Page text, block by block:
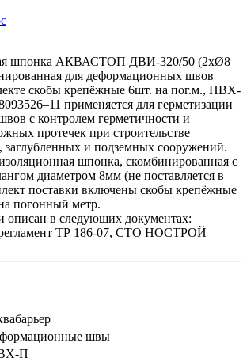
шпонка АКВАСТОП ДВИ-320/50 (2хØ8
для деформационных швов
скобы крепёжные 6шт. на пог.м., ПВХ-
применяется для герметизации
с контролем герметичности и
протечек при строительстве
заглубленных и подземных сооружений.
шпонка, скомбинированная с
диаметром 8мм (не поставляется в
поставки включены скобы крепёжные
погонный метр.
описан в следующих документах:
регламент ТР 186-07, СТО НОСТРОЙ
швы
П